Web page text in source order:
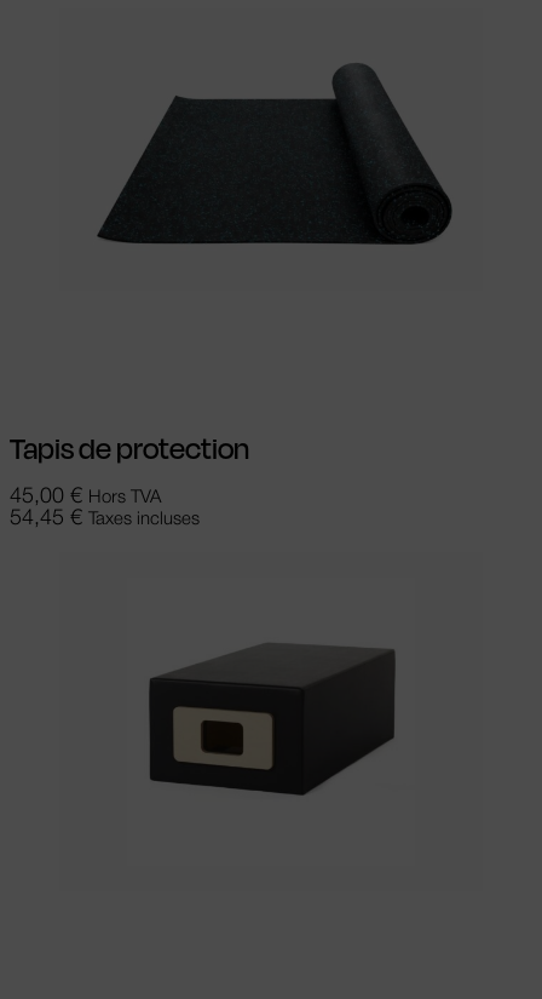
Tapis de protection
45,00 € Hors TVA
54,45 € Taxes incluses